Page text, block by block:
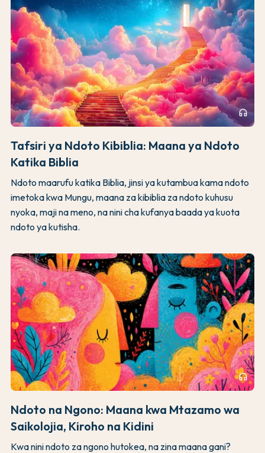
headphones
Tafsiri ya Ndoto Kibiblia: Maana ya Ndoto
Katika Biblia
Ndoto maarufu katika Biblia, jinsi ya kutambua kama ndoto
imetoka kwa Mungu, maana za kibiblia za ndoto kuhusu
nyoka, maji na meno, na nini cha kufanya baada ya kuota
ndoto ya kutisha.
headphones
Ndoto na Ngono: Maana kwa Mtazamo wa
Saikolojia, Kiroho na Kidini
Kwa nini ndoto za ngono hutokea, na zina maana gani?